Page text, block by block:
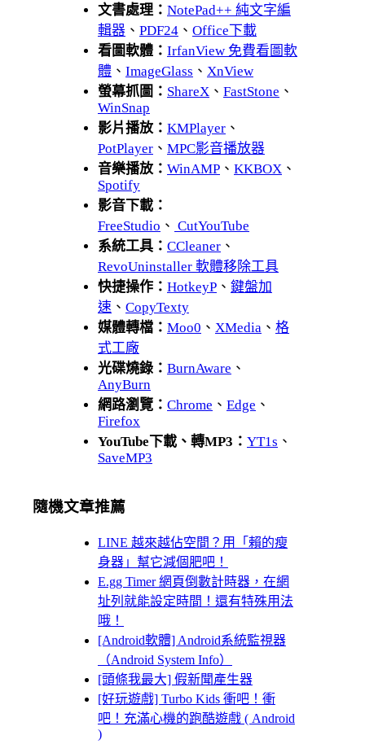
文書處理： NotePad++ 純文字編
輯器 、 PDF24 、 Office下載
看圖軟體： IrfanView 免費看圖軟
體 、 ImageGlass 、 XnView
螢幕抓圖： ShareX 、 FastStone 、
WinSnap
影片播放： KMPlayer 、
PotPlayer 、 MPC影音播放器
音樂播放： WinAMP 、 KKBOX 、
Spotify
影音下載：
FreeStudio 、 CutYouTube
系統工具： CCleaner 、
RevoUninstaller 軟體移除工具
快捷操作： HotkeyP 、 鍵盤加
速 、 CopyTexty
媒體轉檔： Moo0 、 XMedia 、 格
式工廠
光碟燒錄： BurnAware 、
AnyBurn
網路瀏覽： Chrome 、 Edge 、
Firefox
YouTube下載、轉MP3： YT1s 、
SaveMP3
隨機文章推薦
LINE 越來越佔空間？用「賴的瘦
身器」幫它減個肥吧！
E.gg Timer 網頁倒數計時器，在網
址列就能設定時間！還有特殊用法
哦！
[Android軟體] Android系統監視器
（Android System Info）
[頭條我最大] 假新聞產生器
[好玩遊戲] Turbo Kids 衝吧！衝
吧！充滿心機的跑酷遊戲 ( Android
)